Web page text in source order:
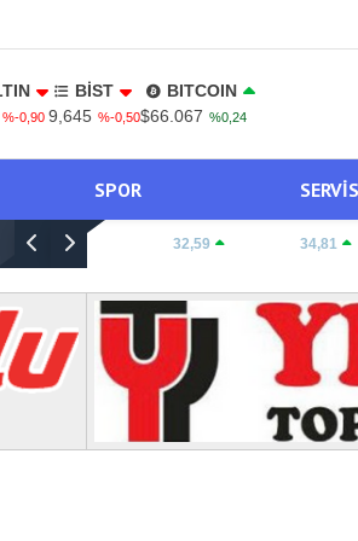
%-0,90
BİST
9,645 %-0,50
BITCOIN
$66.067 %0,24
SPOR
Hakan Atalay’dan Yeni Hit Adayı: “Arsız” Tüm
Yayında
32,59 34,81